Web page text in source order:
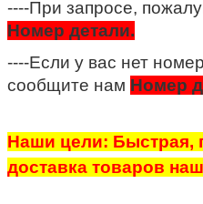
----При запросе,
Номер детали.
----Если у вас нет
сообщите нам Номер
Наши цели: Быстрая,
доставка товаров